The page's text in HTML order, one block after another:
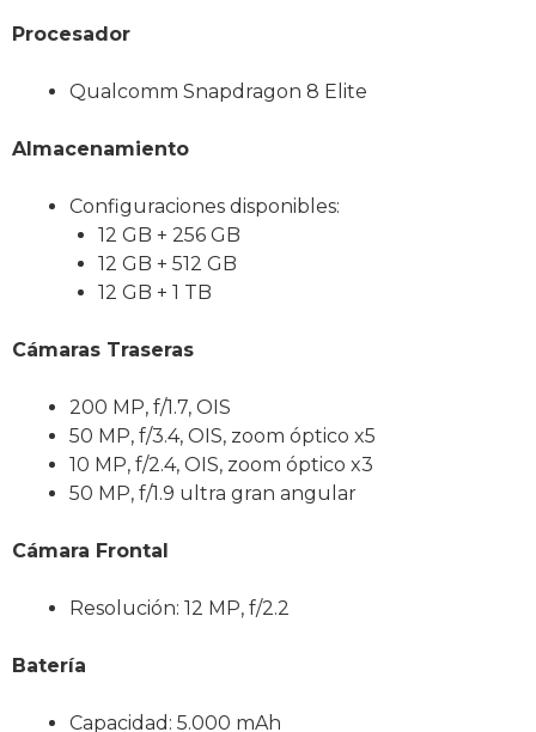
Procesador
Qualcomm Snapdragon 8 Elite
Almacenamiento
Configuraciones disponibles:
12 GB + 256 GB
12 GB + 512 GB
12 GB + 1 TB
Cámaras Traseras
200 MP, f/1.7, OIS
50 MP, f/3.4, OIS, zoom óptico x5
10 MP, f/2.4, OIS, zoom óptico x3
50 MP, f/1.9 ultra gran angular
Cámara Frontal
Resolución: 12 MP, f/2.2
Batería
Capacidad: 5.000 mAh